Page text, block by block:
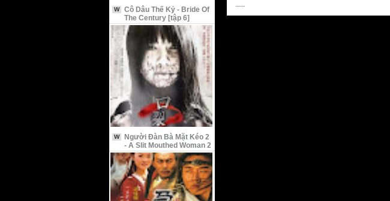
W
Cô Dâu Thế Kỷ - Bride Of
The Century [tập 6]
W
Người Đàn Bà Mặt Kéo 2
- A Slit Mouthed Woman 2